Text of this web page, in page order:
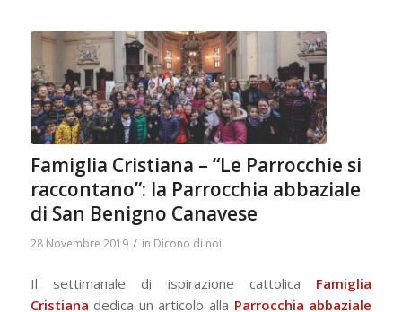
Famiglia Cristiana – “Le Parrocchie si
raccontano”: la Parrocchia abbaziale
di San Benigno Canavese
28 Novembre 2019 / in Dicono di noi
Il settimanale di ispirazione cattolica Famiglia
Cristiana dedica un articolo alla Parrocchia abbaziale